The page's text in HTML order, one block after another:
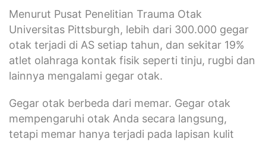
Menurut Pusat Penelitian Trauma Otak
Universitas Pittsburgh, lebih dari 300.000 gegar
otak terjadi di AS setiap tahun, dan sekitar 19%
atlet olahraga kontak fisik seperti tinju, rugbi dan
lainnya mengalami gegar otak.
Gegar otak berbeda dari memar. Gegar otak
mempengaruhi otak Anda secara langsung,
tetapi memar hanya terjadi pada lapisan kulit